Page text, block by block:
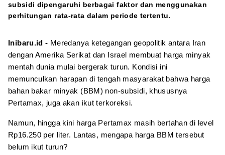
subsidi dipengaruhi berbagai faktor dan menggunakan
perhitungan rata-rata dalam periode tertentu.
Inibaru.id - Meredanya ketegangan geopolitik antara Iran
dengan Amerika Serikat dan Israel membuat harga minyak
mentah dunia mulai bergerak turun. Kondisi ini
memunculkan harapan di tengah masyarakat bahwa harga
bahan bakar minyak (BBM) non-subsidi, khususnya
Pertamax, juga akan ikut terkoreksi.
Namun, hingga kini harga Pertamax masih bertahan di level
Rp16.250 per liter. Lantas, mengapa harga BBM tersebut
belum ikut turun?